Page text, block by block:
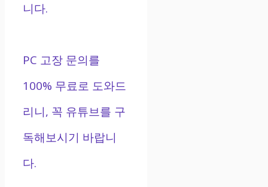
니다.
PC 고장 문의를
100% 무료로 도와드
리니, 꼭 유튜브를 구
독해보시기 바랍니
다.